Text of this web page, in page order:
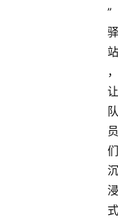
”
驿
站
，
让
队
员
们
沉
浸
式